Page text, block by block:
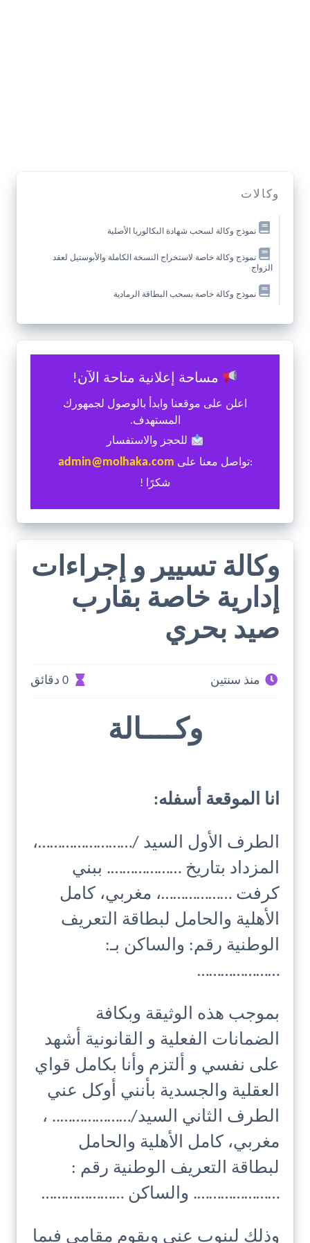
وكالات
نموذج وكالة لسحب شهادة البكالوريا الأصلية
نموذج وكالة خاصة لاستخراج النسخة الكاملة والأبوستيل لعقد
الزواج
نموذج وكالة خاصة بسحب البطاقة الرمادية
مساحة إعلانية متاحة الآن!
اعلن على موقعنا وابدأ بالوصول لجمهورك
المستهدف.
للحجز والاستفسار
:تواصل معنا على admin@molhaka.com
شكرًا !
وكالة تسيير و إجراءات
إدارية خاصة بقارب
صيد بحري
منذ سنتين 0 دقائق
وكــــالة
انا الموقعة أسفله:
الطرف الأول السيد /……………………،
المزداد بتاريخ ………………. ببني
كرفت ………………، مغربي، كامل
الأهلية والحامل لبطاقة التعريف
الوطنية رقم: والساكن بـ:
…………………
بموجب هذه الوثيقة وبكافة
الضمانات الفعلية و القانونية أشهد
على نفسي و ألتزم وأنا بكامل قواي
العقلية والجسدية بأنني أوكل عني
الطرف الثاني السيد/……………….. ،
مغربي، كامل الأهلية والحامل
لبطاقة التعريف الوطنية رقم :
…………………. والساكن …………………
وذلك لينوب عني ويقوم مقامي فيما